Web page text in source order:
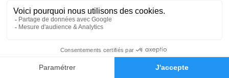
Faire-part Hommages
Cérémonie religieuse
Église Saint Maurice de Saint-Maurice-
d'Ételan